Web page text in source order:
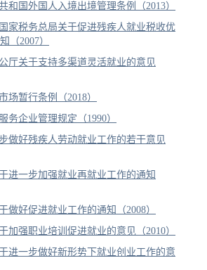
和国外国人入境出境管理条例（2013）
家税务总局关于促进残疾人就业税收优
（2007）
厅关于支持多渠道灵活就业的意见
场暂行条例（2018）
务企业管理规定（1990）
做好残疾人劳动就业工作的若干意见
进一步加强就业再就业工作的通知
做好促进就业工作的通知（2008）
加强职业培训促进就业的意见（2010）
进一步做好新形势下就业创业工作的意